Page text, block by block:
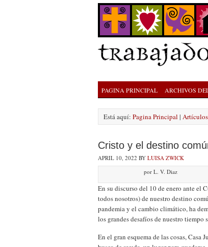
PAGINA PRINCIPAL ARCHIVOS
Está aquí: Pagina Principal |
Cristo y el destino
APRIL 10, 2022 BY LUISA ZWICK
por L. V. Diaz
En su discurso del 10 de enero ante el
todos nosotros) de nuestro destino
pandemia y el cambio climático, ha
los grandes desafíos de nuestro tiempo
En el gran esquema de las cosas, Casa